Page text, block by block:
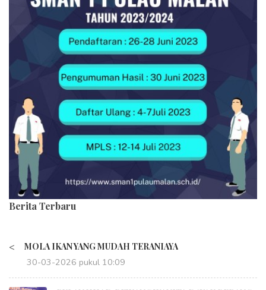
Berita Terbaru
< MOLA IKAN YANG MUDAH TERANIAYA
30-03-2026 pukul 10:09